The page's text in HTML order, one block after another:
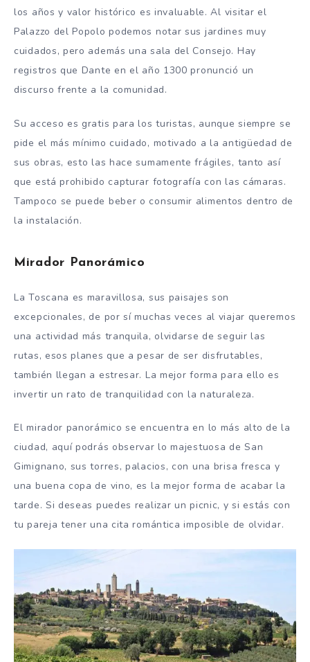
los años y valor histórico es invaluable. Al visitar el
Palazzo del Popolo podemos notar sus jardines muy
cuidados, pero además una sala del Consejo. Hay
registros que Dante en el año 1300 pronunció un
discurso frente a la comunidad.
Su acceso es gratis para los turistas, aunque siempre se
pide el más mínimo cuidado, motivado a la antigüedad de
sus obras, esto las hace sumamente frágiles, tanto así
que está prohibido capturar fotografía con las cámaras.
Tampoco se puede beber o consumir alimentos dentro de
la instalación.
Mirador Panorámico
La Toscana es maravillosa, sus paisajes son
excepcionales, de por sí muchas veces al viajar queremos
una actividad más tranquila, olvidarse de seguir las
rutas, esos planes que a pesar de ser disfrutables,
también llegan a estresar. La mejor forma para ello es
invertir un rato de tranquilidad con la naturaleza.
El mirador panorámico se encuentra en lo más alto de la
ciudad, aquí podrás observar lo majestuosa de San
Gimignano, sus torres, palacios, con una brisa fresca y
una buena copa de vino, es la mejor forma de acabar la
tarde. Si deseas puedes realizar un picnic, y si estás con
tu pareja tener una cita romántica imposible de olvidar.